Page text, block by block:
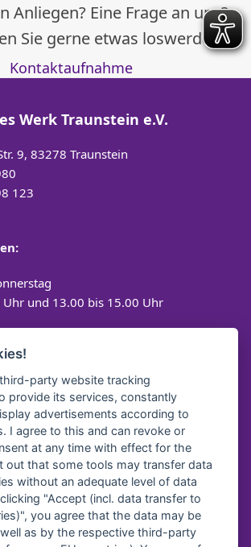
Anliegen? Eine Frage an uns?
Sie gerne etwas loswerden?
Kontaktaufnahme
Werk Traunstein e.V.
9, 83278 Traunstein
123
und 13.00 bis 15.00 Uhr
Uhr
Traunstein e.V.
Traunstein-Trostberg
2050 0040 7535 92
party website tracking
provide its services, constantly
advertisements according to
I agree to this and can revoke or
at any time with effect for the
out that some tools may transfer data
without an adequate level of data
"Accept (incl. data transfer to
you agree that the data may be
as by the respective third-party